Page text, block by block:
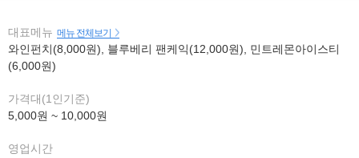
대표메뉴 메뉴 전체보기
와인펀치(8,000원), 블루베리 팬케익(12,000원), 민트레몬아이스티
(6,000원)
가격대(1인기준)
5,000원 ~ 10,000원
영업시간